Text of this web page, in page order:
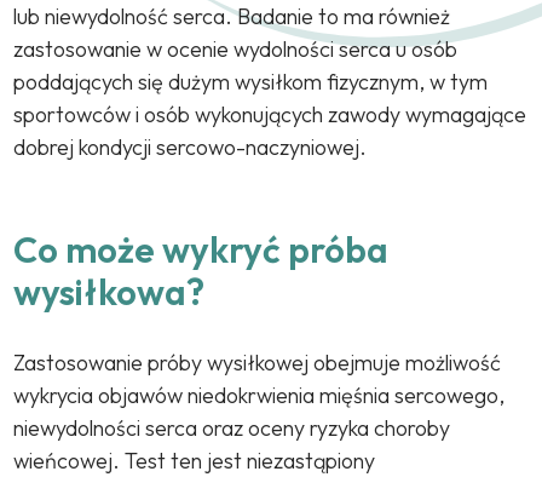
lub niewydolność serca. Badanie to ma również
zastosowanie w ocenie wydolności serca u osób
poddających się dużym wysiłkom fizycznym, w tym
sportowców i osób wykonujących zawody wymagające
dobrej kondycji sercowo-naczyniowej.
Co może wykryć próba
wysiłkowa?
Zastosowanie próby wysiłkowej obejmuje możliwość
wykrycia objawów niedokrwienia mięśnia sercowego,
niewydolności serca oraz oceny ryzyka choroby
wieńcowej. Test ten jest niezastąpiony